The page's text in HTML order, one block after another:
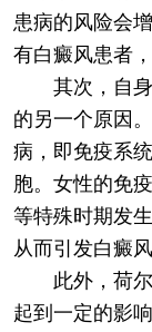
患病的风险会
有白癜风患者
其次，自身
的另一个原因
病，即免疫系
胞。女性的免
等特殊时期发
从而引发白癜风
此外，荷尔
起到一定的影